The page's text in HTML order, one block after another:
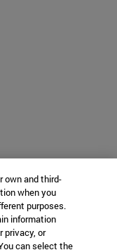
own and third-
when you
purposes.
information
privacy, or
can select the